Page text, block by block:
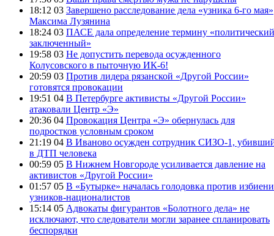
18:12 03 Завершено расследование дела «узника 6-го мая»
Максима Лузянина
18:24 03 ПАСЕ дала определение термину «политический
заключенный»
19:58 03 Не допустить перевода осужденного
Колусовского в пыточную ИК-6!
20:59 03 Против лидера рязанской «Другой России»
готовятся провокации
19:51 04 В Петербурге активисты «Другой России»
атаковали Центр «Э»
20:36 04 Провокация Центра «Э» обернулась для
подростков условным сроком
21:19 04 В Иваново осужден сотрудник СИЗО-1,
в ДТП человека
00:59 05 В Нижнем Новгороде усиливается давление на
активистов «Другой России»
01:57 05 В «Бутырке» началась голодовка против
узников-националистов
15:14 05 Адвокаты фигурантов «Болотного дела» не
исключают, что следователи могли заранее спланировать
беспорядки